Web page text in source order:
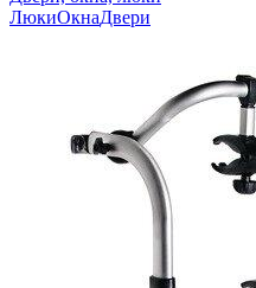
ЛюкиОкнаДвери